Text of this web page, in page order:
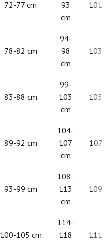
72-77 cm
93
cm
101
78-82 cm
94-
98
cm
103
83-88 cm
99-
103
cm
105
89-92 cm
104-
107
cm
107
93-99 cm
108-
113
cm
109
100-105 cm
114-
118
111